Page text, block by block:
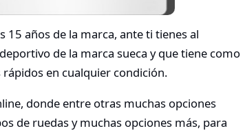
años de la marca, ante ti tienes al
de la marca sueca y que tiene como
en cualquier condición.
donde entre otras muchas opciones
de ruedas y muchas opciones más, para